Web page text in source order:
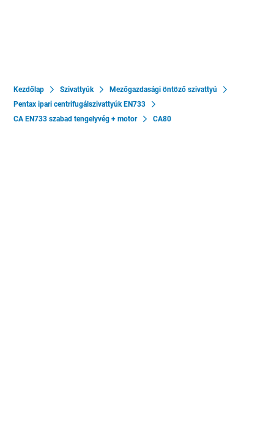
Kezdőlap Szivattyúk
Mezőgazdasági öntöző szivattyú
Pentax ipari centrifugálszivattyúk EN733
CA EN733 szabad tengelyvég + motor
CA80